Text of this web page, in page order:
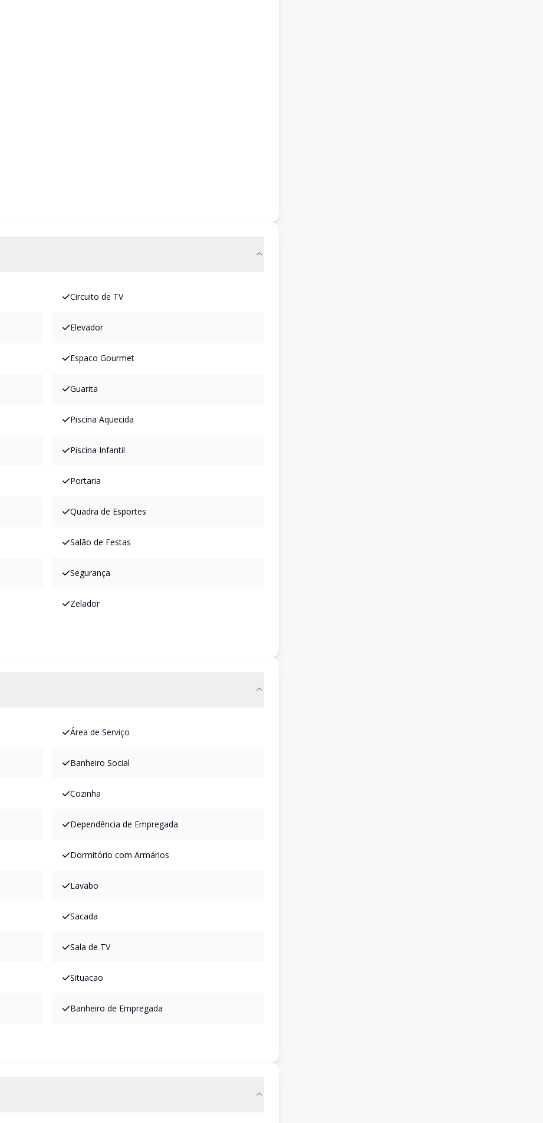
Circuito de TV
Elevador
Espaco Gourmet
Guarita
Piscina Aquecida
Piscina Infantil
Portaria
Quadra de Esportes
Salão de Festas
Segurança
Zelador
Área de Serviço
Banheiro Social
Cozinha
Dependência de Empregada
Dormitório com Armários
Lavabo
Sacada
Sala de TV
Situacao
Banheiro de Empregada